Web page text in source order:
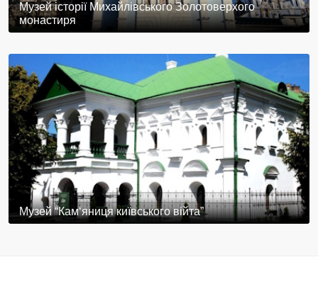
Музей історії Михайлівського Золотоверхого
монастиря
Музей “Кам‘яниця київського війта”